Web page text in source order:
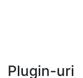
Plugin-uri